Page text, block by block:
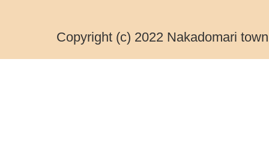
Copyright (c) 2022 Nakadomari